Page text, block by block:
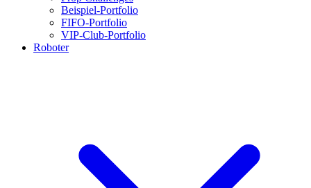
Beispiel-Portfolio
FIFO-Portfolio
VIP-Club-Portfolio
Roboter